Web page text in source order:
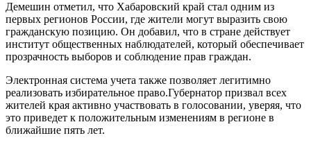
Демешин отметил, что Хабаровский край стал одним из
первых регионов России, где жители могут выразить свою
гражданскую позицию. Он добавил, что в стране действует
институт общественных наблюдателей, который обеспечивает
прозрачность выборов и соблюдение прав граждан.
Электронная система учета также позволяет легитимно
реализовать избирательное право.Губернатор призвал всех
жителей края активно участвовать в голосовании, уверяя, что
это приведет к положительным изменениям в регионе в
ближайшие пять лет.